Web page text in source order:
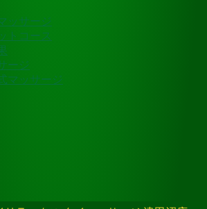
ッサージ
トコース
ージ
マッサージ